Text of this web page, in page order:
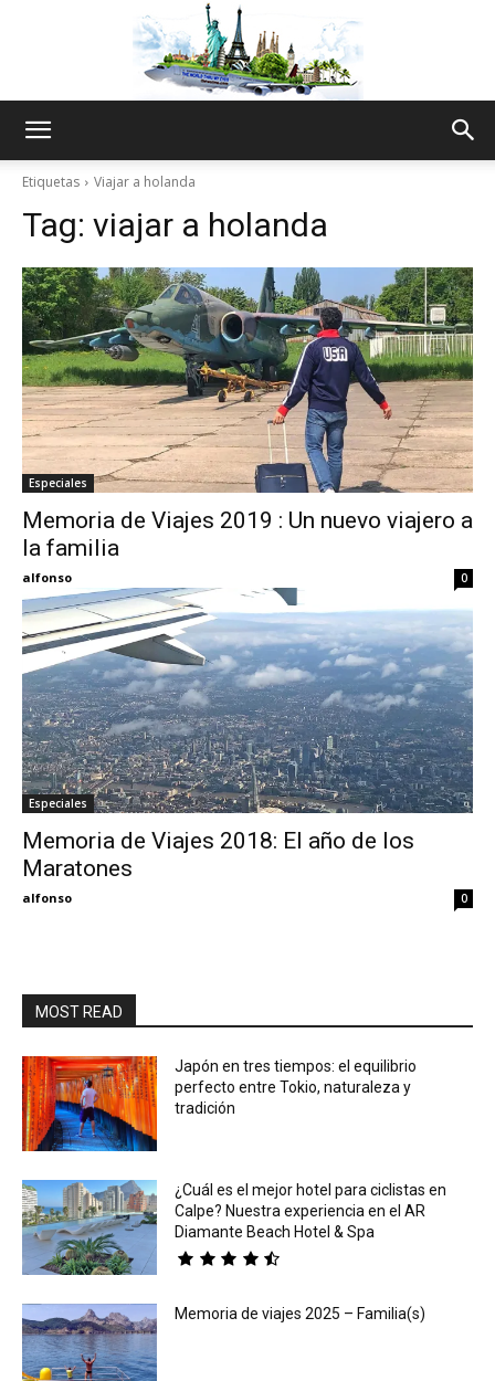
Thru
My
Etiquetas Viajar a holanda
Tag: viajar a holanda
Especiales
Memoria de Viajes 2019 : Un nuevo viajero a
la familia
alfonso 0
Especiales
Memoria de Viajes 2018: El año de los
Maratones
alfonso 0
MOST READ
Japón en tres tiempos: el equilibrio
perfecto entre Tokio, naturaleza y
tradición
¿Cuál es el mejor hotel para ciclistas en
Calpe? Nuestra experiencia en el AR
Diamante Beach Hotel & Spa
Memoria de viajes 2025 – Familia(s)